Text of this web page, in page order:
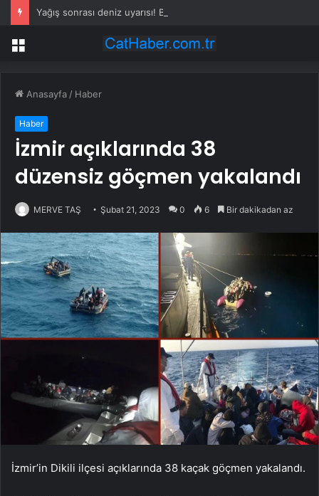
Menü
Anasayfa / Haber
Haber
İzmir açıklarında 38
düzensiz göçmen yakalandı
MERVE TAŞ Şubat 21, 2023 0 6 Bir dakikadan az
İzmir’in Dikili ilçesi açıklarında 38 kaçak göçmen yakalandı.